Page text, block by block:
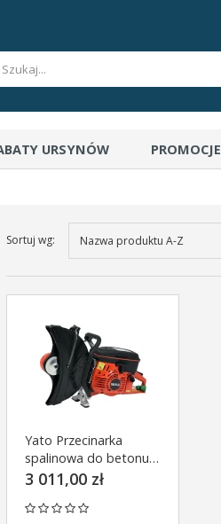
URSYNÓW PROMOCJE
Sortuj wg: Nazwa produktu A-Z
Yato Przecinarka
spalinowa do betonu i
stali 400mm 5,5Km
3 011,00 zł